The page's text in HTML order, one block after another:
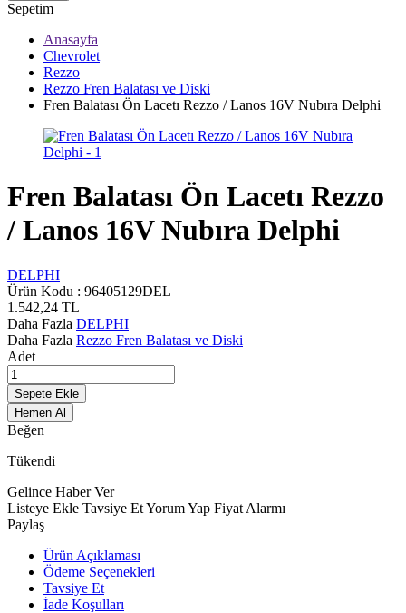
Sepetim
Anasayfa
Chevrolet
Rezzo
Rezzo Fren Balatası ve Diski
Fren Balatası Ön Lacetı Rezzo / Lanos 16V Nubıra Delphi
Fren Balatası Ön Lacetı Rezzo
/ Lanos 16V Nubıra Delphi
DELPHI
Ürün Kodu : 96405129DEL
1.542,24 TL
Daha Fazla DELPHI
Daha Fazla Rezzo Fren Balatası ve Diski
Adet
Sepete Ekle
Hemen Al
Beğen
Tükendi
Gelince Haber Ver
Listeye Ekle Tavsiye EtYorum Yap Fiyat Alarmı
Paylaş
Ürün Açıklaması
Ödeme Seçenekleri
Tavsiye Et
İade Koşulları